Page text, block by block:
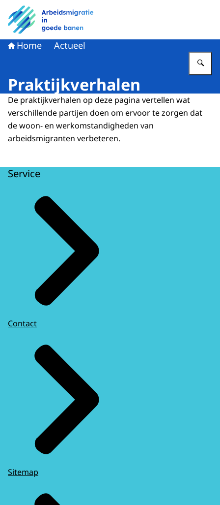
Naar de homepage van Arbeidsmigratie in goede banen
Home Actueel
Praktijkverhalen
De praktijkverhalen op deze pagina vertellen wat
verschillende partijen doen om ervoor te zorgen dat
de woon- en werkomstandigheden van
arbeidsmigranten verbeteren.
Service
Contact
Sitemap